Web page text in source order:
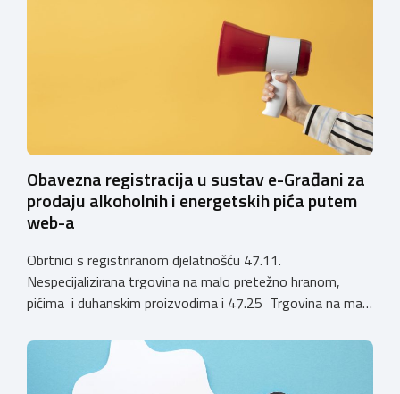
1. siječnja 2025. godine više ne mogu podnositi novi
zahtjevi za izdavanje privremenih rješenja, dok već izdana
Obavezna registracija u sustav e-Građani za
prodaju alkoholnih i energetskih pića putem
web-a
Obrtnici s registriranom djelatnošću 47.11.
Nespecijalizirana trgovina na malo pretežno hranom,
pićima i duhanskim proizvodima i 47.25 Trgovina na malo
koja sadrže alkohol i energetska pića dužni su uskladiti
svoje poslovne procese i osigurati tehničko rješenje za
vjerodostojnu provjeru punoljetnosti kupca putem